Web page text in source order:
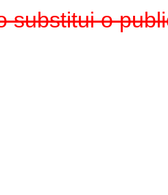
substitui o